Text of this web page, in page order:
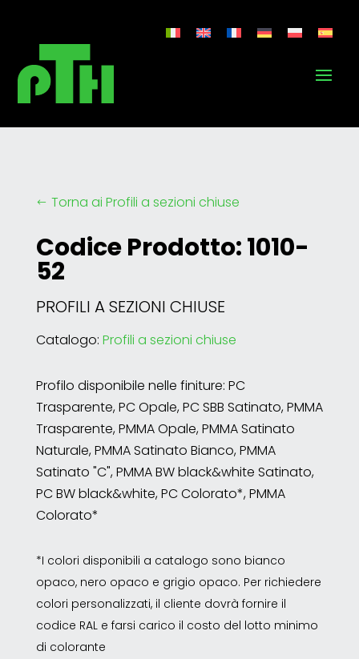
# Torna ai Profili a sezioni chiuse
Codice Prodotto: 1010-
52
PROFILI A SEZIONI CHIUSE
Catalogo: Profili a sezioni chiuse
Profilo disponibile nelle finiture: PC
Trasparente, PC Opale, PC SBB Satinato, PMMA
Trasparente, PMMA Opale, PMMA Satinato
Naturale, PMMA Satinato Bianco, PMMA
Satinato "C", PMMA BW black&white Satinato,
PC BW black&white, PC Colorato*, PMMA
Colorato*
*I colori disponibili a catalogo sono bianco
opaco, nero opaco e grigio opaco. Per richiedere
colori personalizzati, il cliente dovrà fornire il
codice RAL e farsi carico il costo del lotto minimo
di colorante